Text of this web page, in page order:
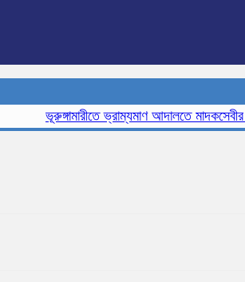
ভূরুঙ্গামারীতে ভ্রাম্যমাণ আদালতে মাদকসেবীর এক